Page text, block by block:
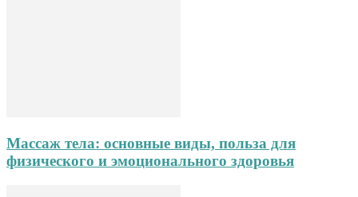
Массаж тела: основные виды, польза для
физического и эмоционального здоровья